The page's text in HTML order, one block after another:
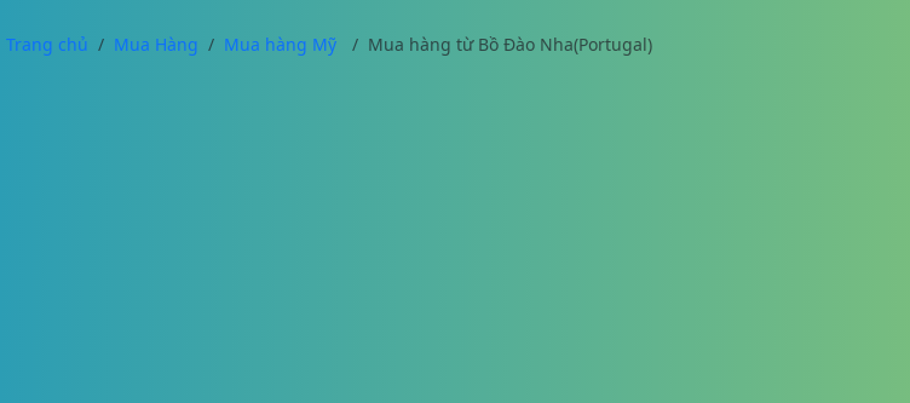
Trang chủ Mua Hàng Mua hàng Mỹ Mua hàng từ Bồ Đào Nha(Portugal)